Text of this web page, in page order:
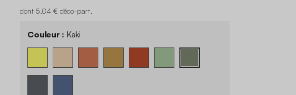
dont 5,04 € d'éco-part.
Couleur : Kaki